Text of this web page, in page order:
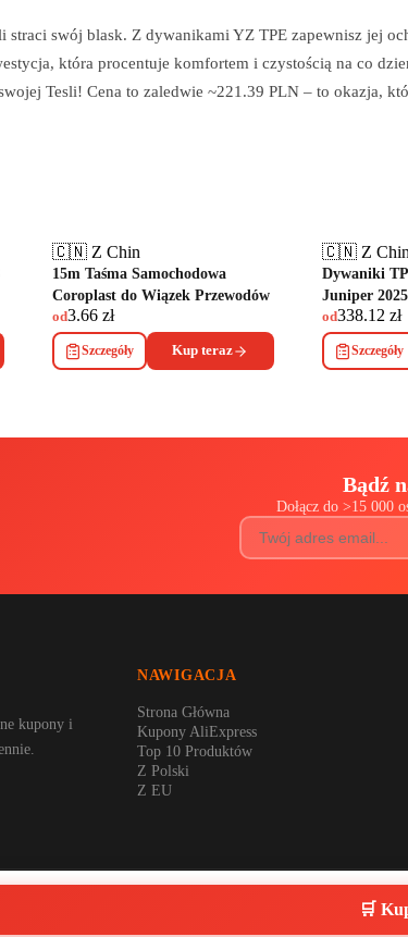
straci swój blask. Z dywanikami YZ TPE zapewnisz jej
która procentuje komfortem i czystością na co
Tesli! Cena to zaledwie ~221.39 PLN – to okazja,
🇨🇳 Z Chin
15m Taśma Samochodowa
Coroplast do Wiązek Przewodów
od3.66 zł
Szczegóły Kup teraz
🇨🇳 Z Chin
Dywaniki
Juniper
dopasowanie
od338.12 zł
Szczegóły
🛒
Bądź
Dołącz do >15 000
kupony i
NAWIGACJA
Strona Główna
Kupony AliExpress
Top 10 Produktów
Z Polski
Z EU
OkazjeZChin.pl